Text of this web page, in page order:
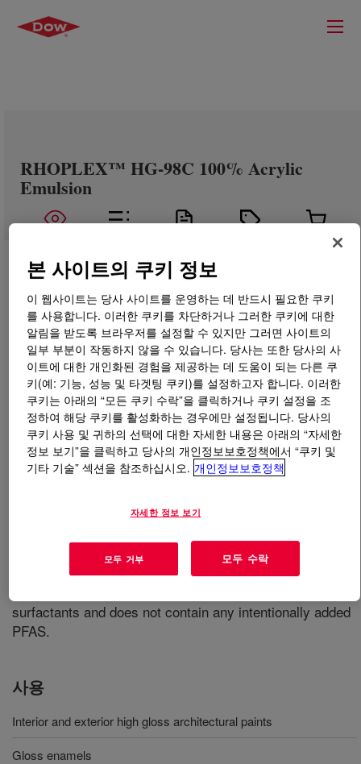
RHOPLEX™ HG-98C 100% Acrylic
Emulsion
무엇입니까RHOPLEX™ HG-98C 100% Acrylic
Emulsion?
An acrylic emulsion polymer designed for aqueous gloss
enamels with excellent appearance and resistance
crosslinking technology to offer improved performance
development and durability for high traffic interior
applications and has excellent block resistance.
surfactants and does not contain any intentionally added
PFAS.
사용
Interior and exterior high gloss architectural paints
Gloss enamels
본 사이트의 쿠키 정보
이 웹사이트는 당사 사이트를 운영하는 데 반드시 필요한 쿠키
를 사용합니다. 이러한 쿠키를 차단하거나 그러한 쿠키에 대한
알림을 받도록 브라우저를 설정할 수 있지만 그러면 사이트의
일부 부분이 작동하지 않을 수 있습니다. 당사는 또한 당사의 사
이트에 대한 개인화된 경험을 제공하는 데 도움이 되는 다른 쿠
키(예: 기능, 성능 및 타겟팅 쿠키)를 설정하고자 합니다. 이러한
쿠키는 아래의 “모든 쿠키 수락”을 클릭하거나 쿠키 설정을 조
정하여 해당 쿠키를 활성화하는 경우에만 설정됩니다. 당사의
쿠키 사용 및 귀하의 선택에 대한 자세한 내용은 아래의 “자세한
정보 보기”을 클릭하고 당사의 개인정보보호정책에서 “쿠키 및
기타 기술” 섹션을 참조하십시오. 개인정보보호정책
자세한 정보 보기
모두 거부 모두 수락